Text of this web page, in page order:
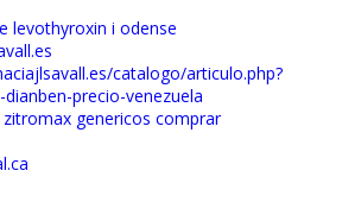
levothyroxin i odense
catalogo/articulo.php?
precio-venezuela
genericos comprar